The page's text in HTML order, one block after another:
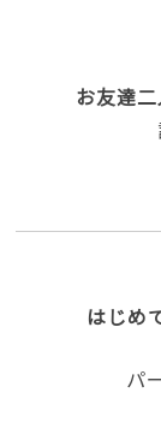
お友達
はじめ
パ